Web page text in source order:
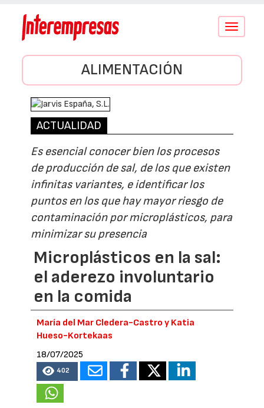
Conmutar
ALIMENTACIÓN
ACTUALIDAD
Es esencial conocer bien los procesos
de producción de sal, de los que existen
infinitas variantes, e identificar los
puntos en los que hay mayor riesgo de
contaminación por microplásticos, para
minimizar su presencia
Microplásticos en la sal:
el aderezo involuntario
en la comida
María del Mar Cledera-Castro y Katia
Hueso-Kortekaas
18/07/2025
402